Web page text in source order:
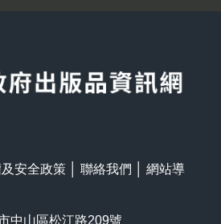
安全政策 聯絡我們
網站導
中山區松江路209號